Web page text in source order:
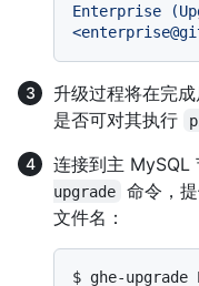
Enterprise
升级过程将在完
是否可对其执行
连接到主 MySQL
upgrade
命令，
文件名：
$ ghe-upgrade